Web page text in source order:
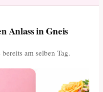
Anlass in Gneis
am selben Tag.